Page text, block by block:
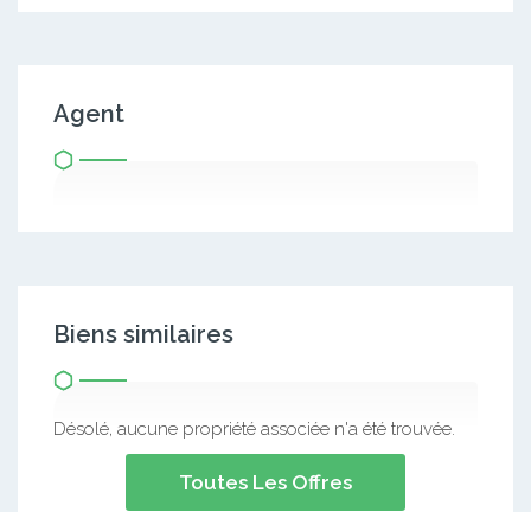
Agent
Biens similaires
Désolé, aucune propriété associée n'a été trouvée.
Toutes Les Offres